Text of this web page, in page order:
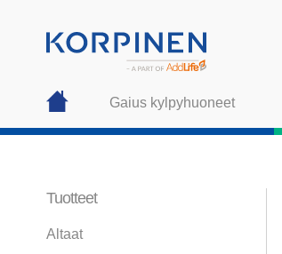
Gaius kylpyhuoneet
Tuotteet
Altaat